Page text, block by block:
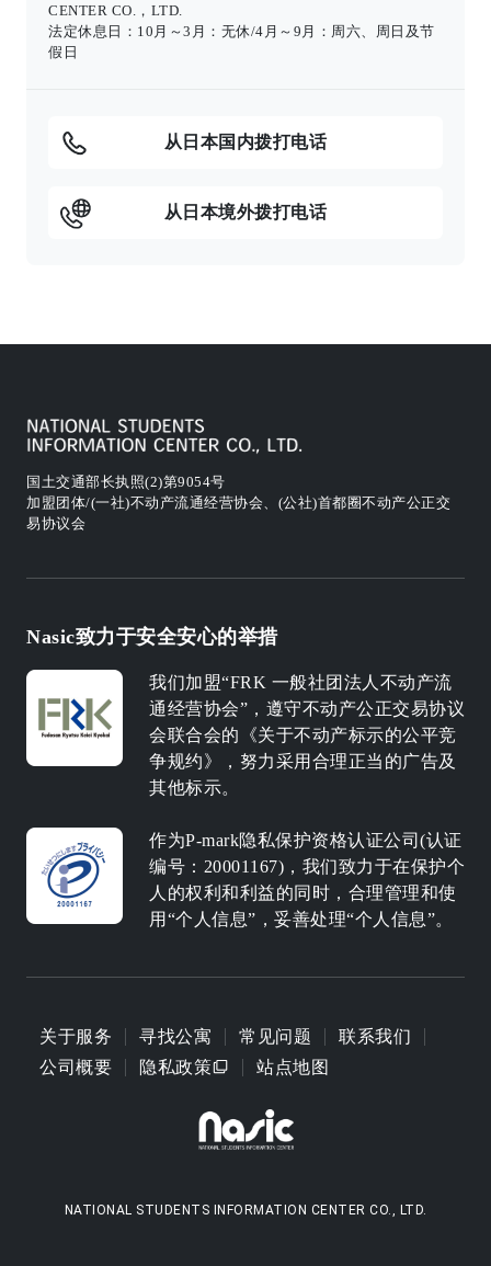
CENTER CO.，LTD.
法定休息日：10月～3月：无休/4月～9月：周六、周日及节
假日
从日本国内拨打电话
从日本境外拨打电话
国土交通部长执照(2)第9054号
加盟团体/(一社)不动产流通经营协会、(公社)首都圈不动产公正交
易协议会
Nasic致力于安全安心的举措
我们加盟“FRK 一般社团法人不动产流
通经营协会”，遵守不动产公正交易协议
会联合会的《关于不动产标示的公平竞
争规约》，努力采用合理正当的广告及
其他标示。
作为P-mark隐私保护资格认证公司(认证
编号：20001167)，我们致力于在保护个
人的权利和利益的同时，合理管理和使
用“个人信息”，妥善处理“个人信息”。
关于服务 寻找公寓 常见问题
联系我们
公司概要
隐私政策 站点地图
NATIONAL STUDENTS INFORMATION CENTER CO., LTD.